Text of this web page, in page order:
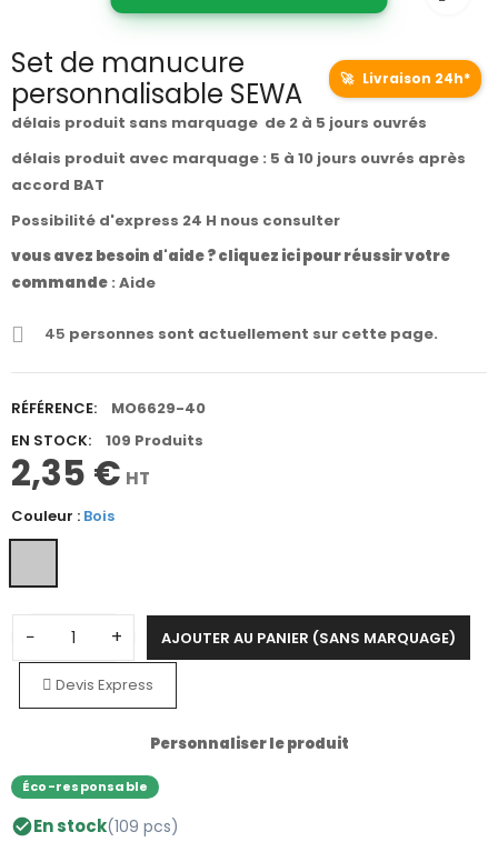
Set de manucure
personnalisable SEWA
🚀 Livraison 24h*
délais produit sans marquage de 2 à 5 jours ouvrés
délais produit avec marquage : 5 à 10 jours ouvrés après
accord BAT
Possibilité d'express 24 H nous consulter
vous avez besoin d'aide ? cliquez ici pour réussir votre
commande : Aide
45 personnes sont actuellement sur cette page.
RÉFÉRENCE:
MO6629-40
EN STOCK:
109 Produits
2,35 € HT
Couleur : Bois
− + AJOUTER AU PANIER (SANS MARQUAGE)
Devis Express
Personnaliser le produit
Éco-responsable
check_circleEn stock(109 pcs)